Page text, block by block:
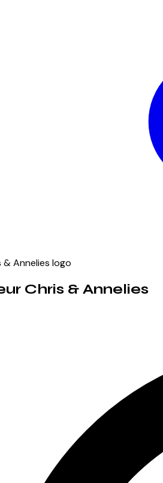
Chris & Annelies